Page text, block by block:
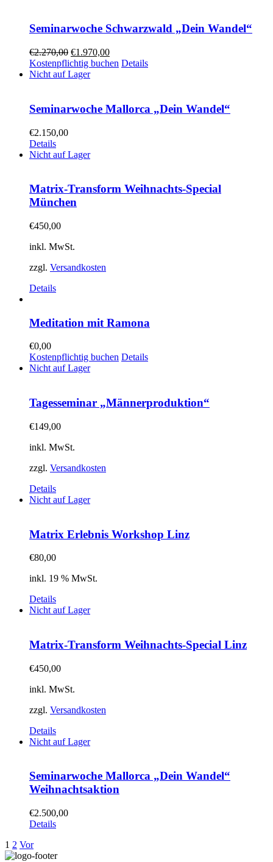
Seminarwoche Schwarzwald „Dein Wandel“
€2.270,00 €1.970,00
Kostenpflichtig buchen Details
Nicht auf Lager
Seminarwoche Mallorca „Dein Wandel“
€2.150,00
Details
Nicht auf Lager
Matrix-Transform Weihnachts-Special
München
€450,00
inkl. MwSt.
zzgl. Versandkosten
Details
Meditation mit Ramona
€0,00
Kostenpflichtig buchen Details
Nicht auf Lager
Tagesseminar „Männerproduktion“
€149,00
inkl. MwSt.
zzgl. Versandkosten
Details
Nicht auf Lager
Matrix Erlebnis Workshop Linz
€80,00
inkl. 19 % MwSt.
Details
Nicht auf Lager
Matrix-Transform Weihnachts-Special Linz
€450,00
inkl. MwSt.
zzgl. Versandkosten
Details
Nicht auf Lager
Seminarwoche Mallorca „Dein Wandel“
Weihnachtsaktion
€2.500,00
Details
1 2 Vor